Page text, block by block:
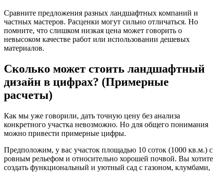
Сравните предложения разных ландшафтных компаний и
частных мастеров. Расценки могут сильно отличаться. Но
помните, что слишком низкая цена может говорить о
невысоком качестве работ или использовании дешевых
материалов.
Сколько может стоить ландшафтный
дизайн в цифрах? (Примерные
расчеты)
Как мы уже говорили, дать точную цену без анализа
конкретного участка невозможно. Но для общего понимания
можно привести примерные цифры.
Предположим, у вас участок площадью 10 соток (1000 кв.м.) с
ровным рельефом и относительно хорошей почвой. Вы хотите
создать функциональный и уютный сад с газоном, клумбами,